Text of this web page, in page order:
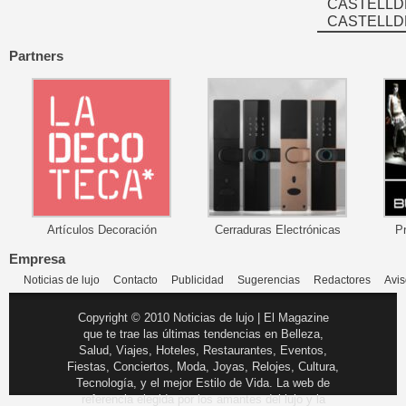
Partners
Artículos Decoración Cerraduras Electrónicas
Empresa
Noticias de lujo Contacto Publicidad Sugerencias Redactores
Copyright © 2010 Noticias de lujo | El Magazine
que te trae las últimas tendencias en Belleza,
Salud, Viajes, Hoteles, Restaurantes, Eventos,
Fiestas, Conciertos, Moda, Joyas, Relojes, Cultura,
Tecnología, y el mejor Estilo de Vida. La web de
referencia elegida por los amantes del lujo y la